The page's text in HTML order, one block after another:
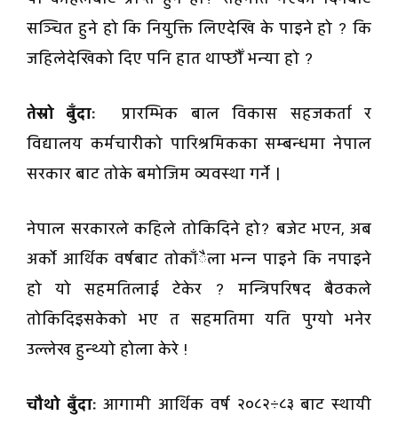
सञ्चित हुने हो कि नियुक्ति लिएदेखि के पाइने हो ? कि
जहिलेदेखिको दिए पनि हात थाप्छौँ भन्या हो ?
तेस्रो बुँदाः
प्रारम्भिक बाल विकास सहजकर्ता र
विद्यालय कर्मचारीको पारिश्रमिकका सम्बन्धमा नेपाल
सरकार बाट तोके बमोजिम व्यवस्था गर्ने ।
नेपाल सरकारले कहिले तोकिदिने हो? बजेट भएन, अब
अर्को आर्थिक वर्षबाट तोकाँैला भन्न पाइने कि नपाइने
हो यो सहमतिलाई टेकेर ? मन्त्रिपरिषद बैठकले
तोकिदिइसकेको भए त सहमतिमा यति पुग्यो भनेर
उल्लेख हुन्थ्यो होला केरे !
चौथो बुँदाः आगामी आर्थिक वर्ष २०८२÷८३ बाट स्थायी